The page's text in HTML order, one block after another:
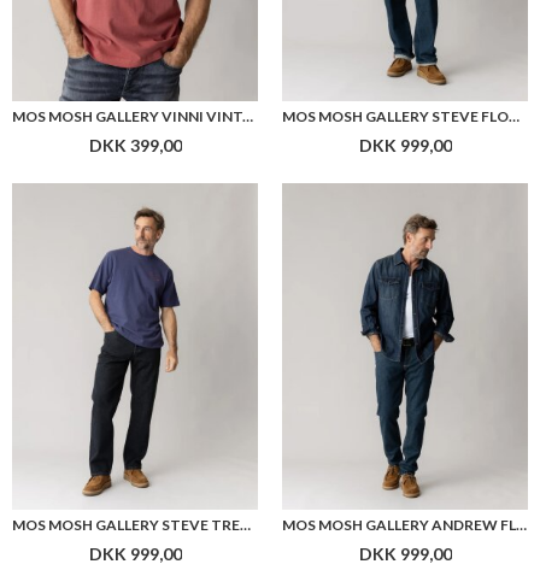
MOS MOSH GALLERY VINNI VINTAGE O-SS TEE
DKK 399,00
MOS MOSH GALLERY STEVE FLORENCE JEANS
DKK 999,00
MOS MOSH GALLERY STEVE TRENTO JEANS
DKK 999,00
MOS MOSH GALLERY ANDREW FLORENCE JEANS
DKK 999,00